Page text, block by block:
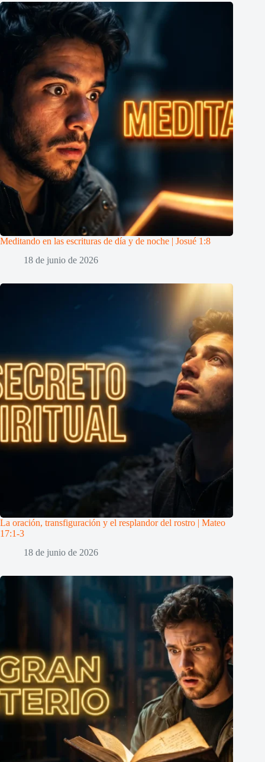
Meditando en las escrituras de día y de noche | Josué 1:8
18 de junio de 2026
La oración, transfiguración y el resplandor del rostro | Mateo
17:1-3
18 de junio de 2026